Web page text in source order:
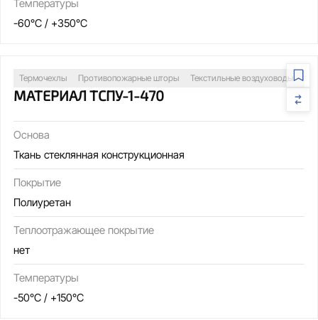
Температуры
-60°C / +350°C
Термочехлы Противопожарные шторы Текстильные воздуховоды
МАТЕРИАЛ ТСПУ-1-470
Основа
Ткань стеклянная конструкционная
Покрытие
Полиуретан
Теплоотражающее покрытие
нет
Температуры
-50°C / +150°C